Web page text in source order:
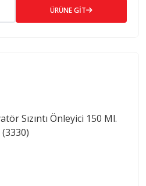
ÜRÜNE GİT